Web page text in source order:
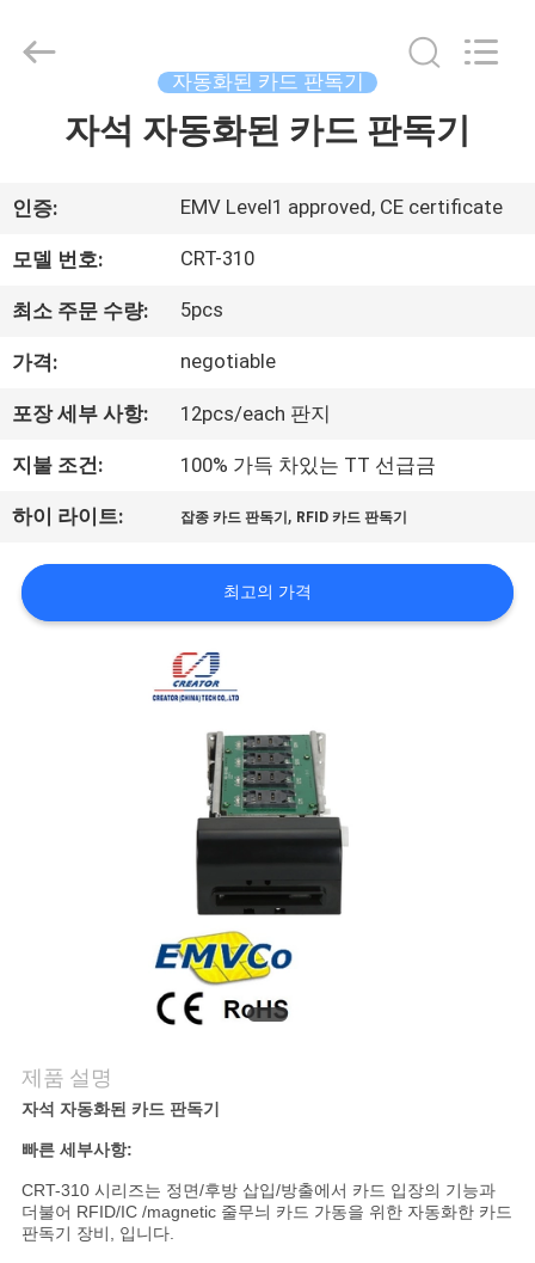
제
품
우
대
하
여
연
락
주
2026
China
자동화된 카드 판독기
자석 자동화된 카드 판독기
인증: EMV Level1 approved, CE certificate
모델 번호: CRT-310
최소 주문 수량: 5pcs
가격: negotiable
포장 세부 사항: 12pcs/each 판지
지불 조건: 100% 가득 차있는 TT 선급금
하이 라이트: 잡종 카드 판독기 , RFID 카드 판독기
최고의 가격
제품 설명
자석 자동화된 카드 판독기
빠른 세부사항:
CRT-310 시리즈는 정면/후방 삽입/방출에서 카드 입장의 기능과
더불어 RFID/IC /magnetic 줄무늬 카드 가동을 위한 자동화한 카드
판독기 장비, 입니다.